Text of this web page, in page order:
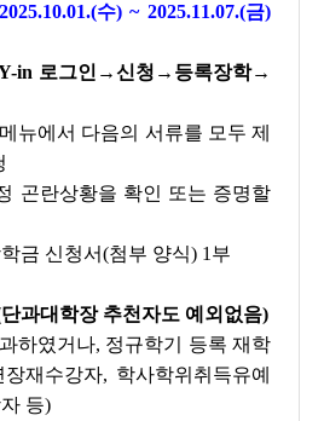
2025.10.01.(수) ~ 2025.11.07.(금)
in 로그인→신청→등록장학→
뉴에서 다음의 서류를 모두 제
란상황을 확인 또는 증명할
신청서(첨부 양식) 1부
과대학장 추천자도 예외없음)
하였거나, 정규학기 등록 재학
재수강자, 학사학위취득유예
등)